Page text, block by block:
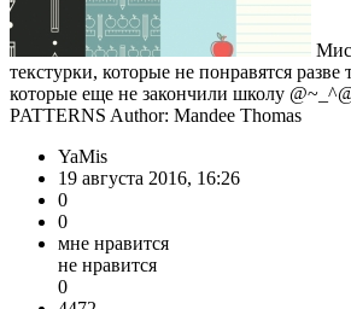
текстурки, которые не понравятся разве
которые еще не закончили школу
PATTERNS Author: Mandee Thomas
YaMis
19 августа 2016, 16:26
0
0
мне нравится
не нравится
0